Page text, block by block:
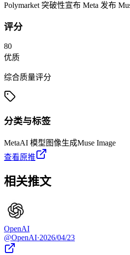
Polymarket 突破性宣布 Meta 发布
评分
80
优质
综合质量评分
分类与标签
MetaAI 模型 图像生成Muse Image
查看原推
相关推文
OpenAI
@OpenAI·2026/04/23